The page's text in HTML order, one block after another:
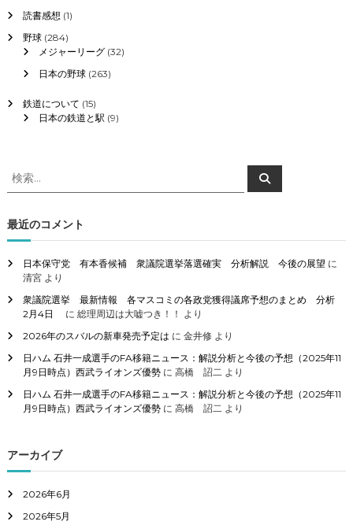
読書感想 (1)
野球(284)
メジャーリーグ(32)
日本の野球(263)
鉄道について (15)
日本の鉄道と駅 (9)
検
索
象
:
検
索
最近のコメント
日本保守党 有本香候補 衆議院選挙落選確実 分析解説 今後の展望 に
清宮より
衆議院選挙 最新情報 各マスコミの各政党獲得議席予想のまとめ 分析
2月4日
に 総理周辺は大嘘つき！！
より
2026年のスバルの新車発売予定は に 金井修より
日ハム 石井一成選手のFA移籍ニュース：解説分析と今後の予想（2025年11
月9日時点）西武ライオンズ優勢に 高橋 詔二 より
日ハム 石井一成選手のFA移籍ニュース：解説分析と今後の予想（2025年11
月9日時点）西武ライオンズ優勢に 高橋 詔二 より
アーカイブ
2026年6月
2026年5月